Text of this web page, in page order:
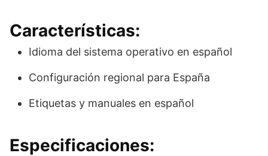
Características:
Idioma del sistema operativo en español
Configuración regional para España
Etiquetas y manuales en español
Especificaciones: